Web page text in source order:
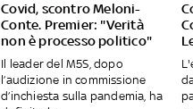
Covid, scontro Meloni-
Conte. Premier: "Verità
non è processo politico"
Il leader del M5S, dopo
l’audizione in commissione
d’inchiesta sulla pandemia, ha